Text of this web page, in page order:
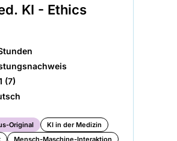
KI - Ethics
(7)
Original
KI in der Medizin
Mensch-Maschine-Interaktion